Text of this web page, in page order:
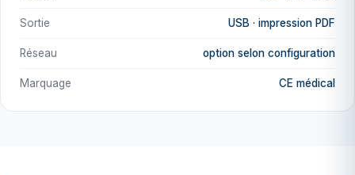
Sortie USB · impression PDF
Réseau option selon configuration
Marquage CE médical